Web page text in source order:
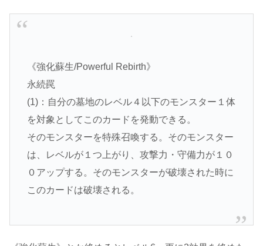
《強化蘇生/Powerful Rebirth》
永続罠
(1)：自分の墓地のレベル４以下のモンスター１体
を対象としてこのカードを発動できる。
そのモンスターを特殊召喚する。そのモンスター
は、レベルが１つ上がり、攻撃力・守備力が１０
０アップする。そのモンスターが破壊された時に
このカードは破壊される。